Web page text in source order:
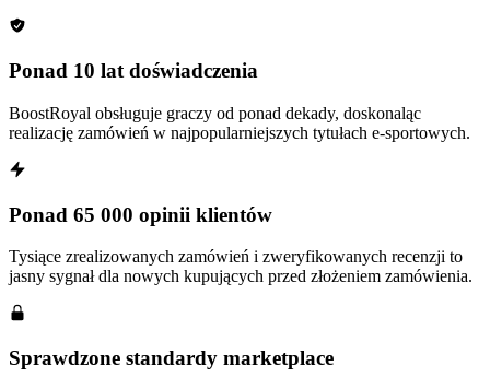
Ponad 10 lat doświadczenia
BoostRoyal obsługuje graczy od ponad dekady, doskonaląc
realizację zamówień w najpopularniejszych tytułach e-sportowych.
Ponad 65 000 opinii klientów
Tysiące zrealizowanych zamówień i zweryfikowanych recenzji to
jasny sygnał dla nowych kupujących przed złożeniem zamówienia.
Sprawdzone standardy marketplace